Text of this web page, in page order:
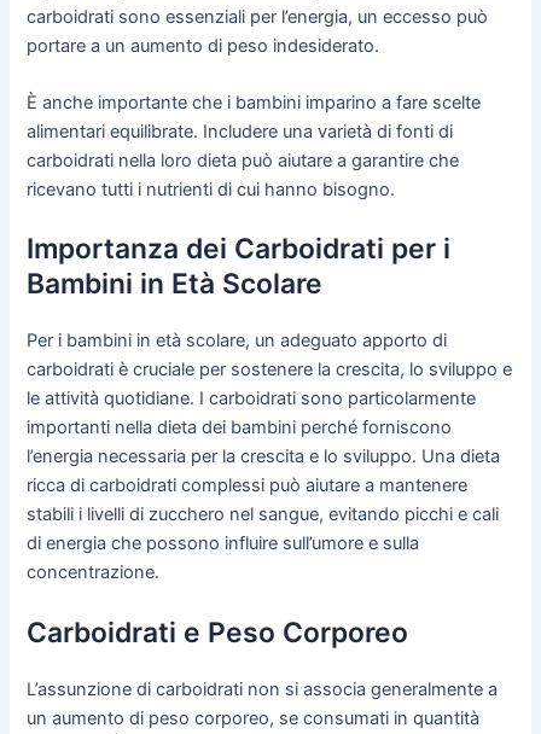
carboidrati sono essenziali per l’energia, un eccesso può
portare a un aumento di peso indesiderato.
È anche importante che i bambini imparino a fare scelte
alimentari equilibrate. Includere una varietà di fonti di
carboidrati nella loro dieta può aiutare a garantire che
ricevano tutti i nutrienti di cui hanno bisogno.
Importanza dei Carboidrati per i
Bambini in Età Scolare
Per i bambini in età scolare, un adeguato apporto di
carboidrati è cruciale per sostenere la crescita, lo sviluppo e
le attività quotidiane. I carboidrati sono particolarmente
importanti nella dieta dei bambini perché forniscono
l’energia necessaria per la crescita e lo sviluppo. Una dieta
ricca di carboidrati complessi può aiutare a mantenere
stabili i livelli di zucchero nel sangue, evitando picchi e cali
di energia che possono influire sull’umore e sulla
concentrazione.
Carboidrati e Peso Corporeo
L’assunzione di carboidrati non si associa generalmente a
un aumento di peso corporeo, se consumati in quantità